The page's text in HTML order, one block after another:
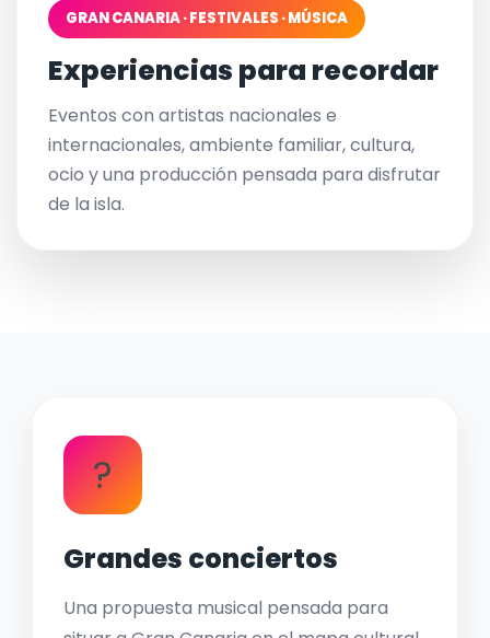
GRAN CANARIA · FESTIVALES · MÚSICA
Experiencias para recordar
Eventos con artistas nacionales e
internacionales, ambiente familiar, cultura,
ocio y una producción pensada para disfrutar
de la isla.
?
Grandes conciertos
Una propuesta musical pensada para